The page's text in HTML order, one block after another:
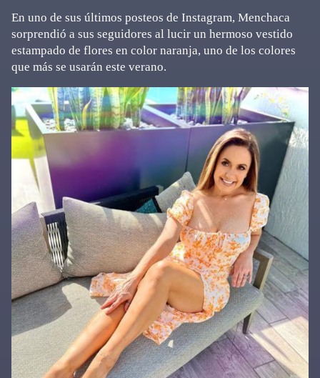
En uno de sus últimos posteos de Instagram, Menchaca
sorprendió a sus seguidores al lucir un hermoso vestido
estampado de flores en color naranja, uno de los colores
que más se usarán este verano.